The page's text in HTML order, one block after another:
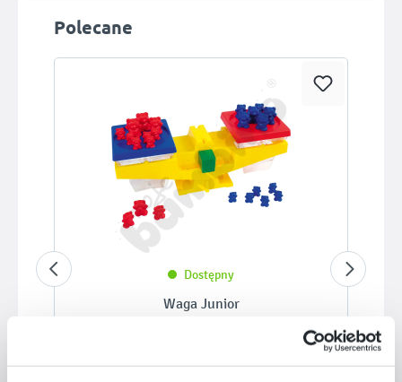
Pomiń galerię produktów
Polecane
Dostępny
Waga Junior